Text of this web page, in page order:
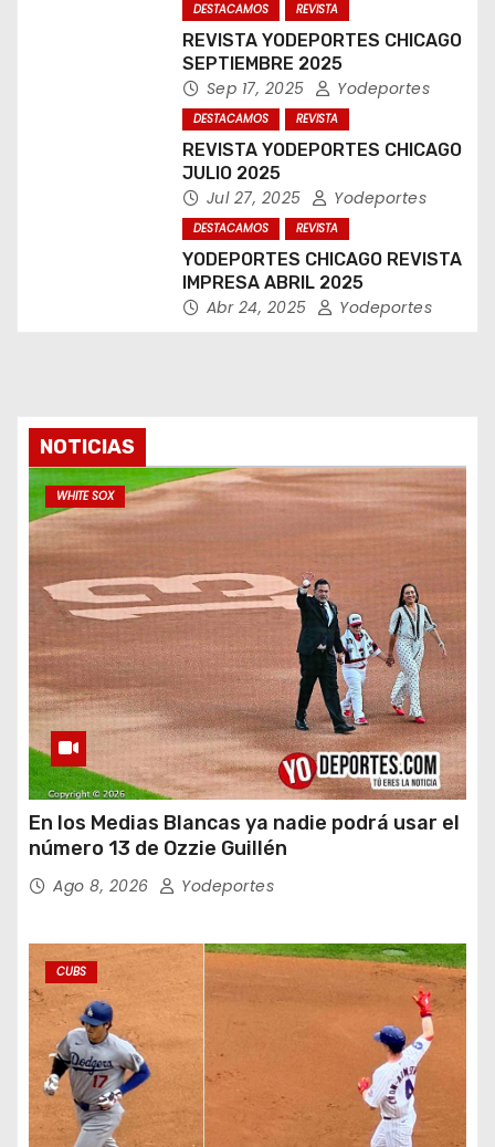
DESTACAMOS REVISTA
REVISTA YODEPORTES CHICAGO
SEPTIEMBRE 2025
Sep 17, 2025 Yodeportes
DESTACAMOS REVISTA
REVISTA YODEPORTES CHICAGO
JULIO 2025
Jul 27, 2025 Yodeportes
DESTACAMOS REVISTA
YODEPORTES CHICAGO REVISTA
IMPRESA ABRIL 2025
Abr 24, 2025 Yodeportes
NOTICIAS
WHITE SOX
En los Medias Blancas ya nadie podrá usar el
número 13 de Ozzie Guillén
Ago 8, 2026 Yodeportes
CUBS